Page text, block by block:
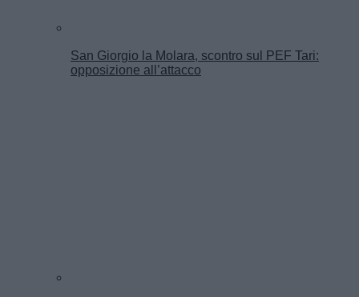
San Giorgio la Molara, scontro sul PEF Tari:
opposizione all’attacco